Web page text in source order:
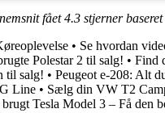
fået4.3 stjerner
• Se hvordan
Polestar 2 til salg! • Find
til salg! • Peugeot e-208: Alt
Line • Sælg din VW T2
Tesla Model 3 – Få den